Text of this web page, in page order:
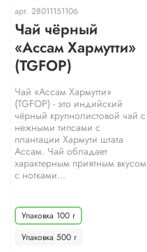
арт. 28011151106
Чай чёрный
«Ассам Хармутти»
(TGFOP)
Чай «Ассам Хармутти»
(TGFOP) - это индийский
чёрный крупнолистовой чай с
нежными типсами с
плантации Хармути штата
Ассам. Чай обладает
характерным приятным вкусом
с нотками...
Упаковка 100 г
Упаковка 500 г